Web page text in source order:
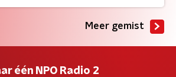
Meer gemist
één NPO Radio 2